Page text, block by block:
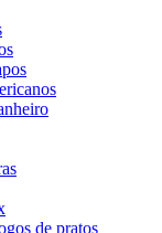
de pratos